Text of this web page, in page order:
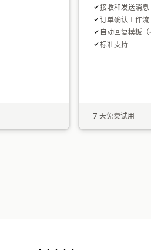
接收和发送消息
订单确认工作流
自动回复模板（
标准支持
7 天免费试用